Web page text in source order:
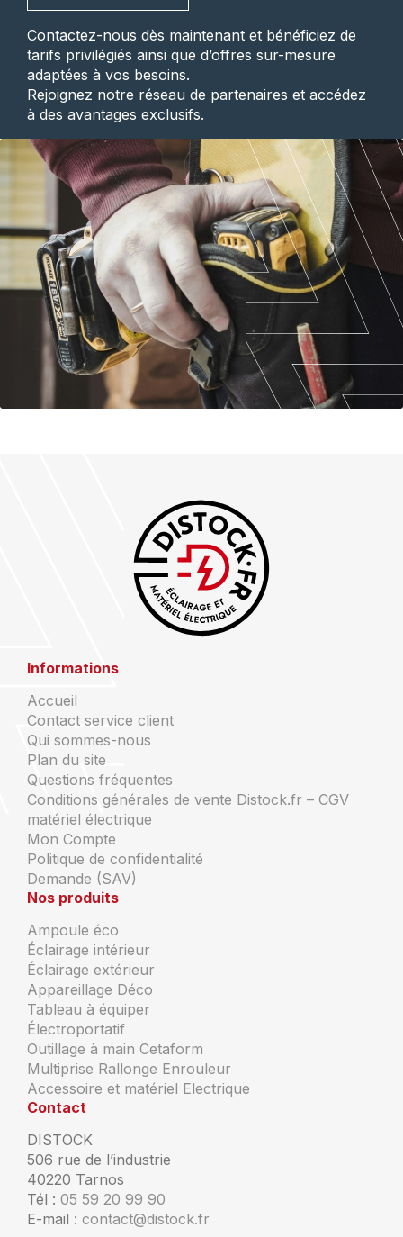
Contactez-nous dès maintenant et bénéficiez de
tarifs privilégiés ainsi que d’offres sur-mesure
adaptées à vos besoins.
Rejoignez notre réseau de partenaires et accédez
à des avantages exclusifs.
Informations
Accueil
Contact service client
Qui sommes-nous
Plan du site
Questions fréquentes
Conditions générales de vente Distock.fr – CGV
matériel électrique
Mon Compte
Politique de confidentialité
Demande (SAV)
Nos produits
Ampoule éco
Éclairage intérieur
Éclairage extérieur
Appareillage Déco
Tableau à équiper
Électroportatif
Outillage à main Cetaform
Multiprise Rallonge Enrouleur
Accessoire et matériel Electrique
Contact
DISTOCK
506 rue de l’industrie
40220 Tarnos
Tél : 05 59 20 99 90
E-mail : contact@distock.fr